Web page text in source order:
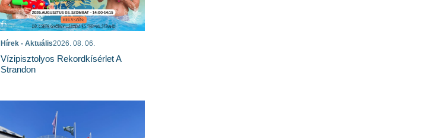
Hírek - Aktuális2026. 08. 06.
Vízipisztolyos Rekordkísérlet A
Strandon